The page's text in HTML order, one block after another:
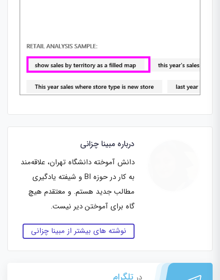
درباره مبینا چزانی
دانش آموخته دانشگاه تهران، علاقه‌مند
به کار در حوزه BI و شیفته یادگیری
مطالب جدید هستم. و معتقدم هیچ
گاه برای آموختن دیر نیست.
نوشته های بیشتر از مبینا چزانی
در